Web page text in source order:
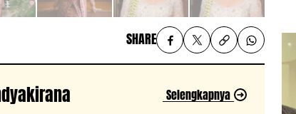
SHARE
Selengkapnya